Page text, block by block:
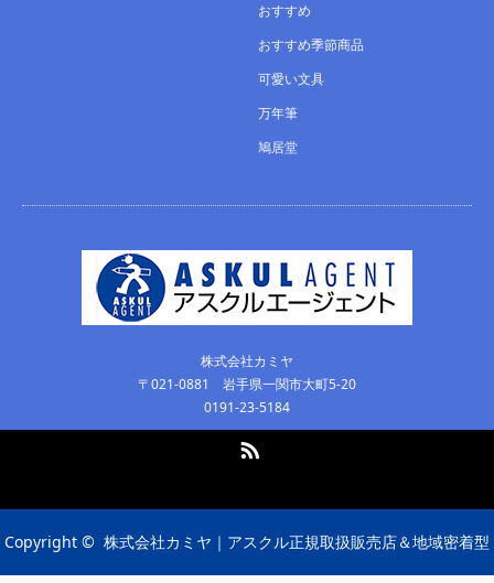
おすすめ
おすすめ季節商品
可愛い文具
万年筆
鳩居堂
株式会社カミヤ
〒021-0881 岩手県一関市大町5-20
0191-23-5184
RSS
Copyright © 株式会社カミヤ｜アスクル正規取扱販売店＆地域密着型